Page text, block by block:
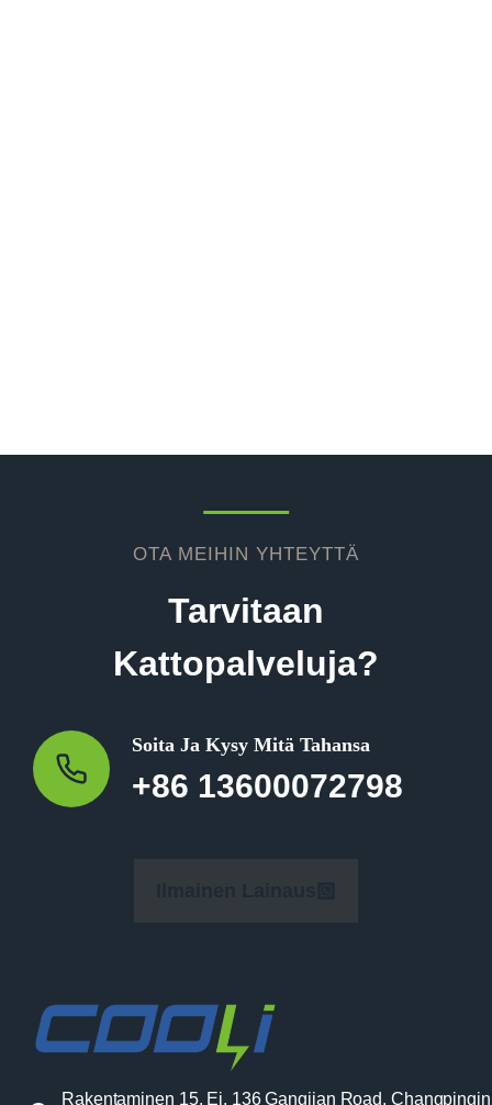
OTA MEIHIN YHTEYTTÄ
Tarvitaan
Kattopalveluja?
Soita Ja Kysy Mitä Tahansa
+86 13600072798
Rakentaminen 15, Ei. 136 Gangjian Road,